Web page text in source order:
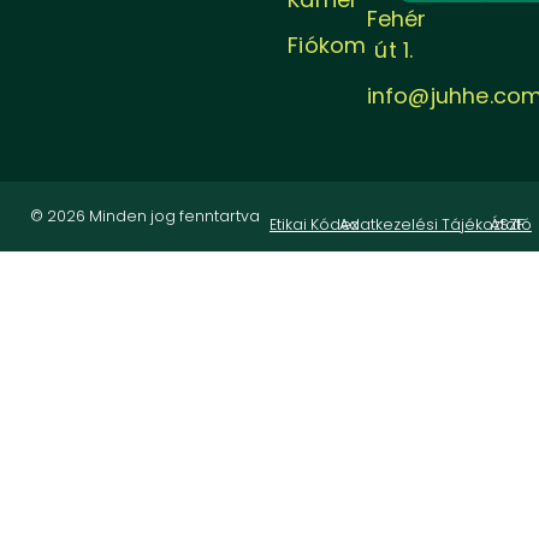
Fiókom
Fehér
út 1.
© 2026 Minden jog fenntartva Etikai KódexAdatkezelési Tájékoztató
ÁSZF